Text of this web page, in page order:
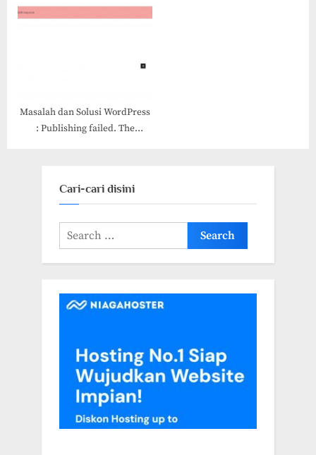
Masalah dan Solusi WordPress
: Publishing failed. The
Cari-cari disini
Search
for: